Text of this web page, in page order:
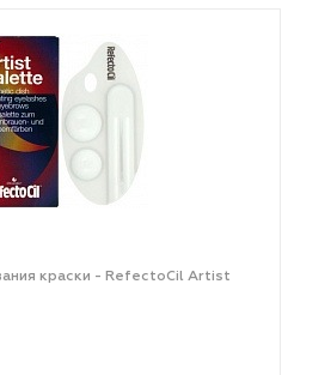
краски - RefectoCil Artist